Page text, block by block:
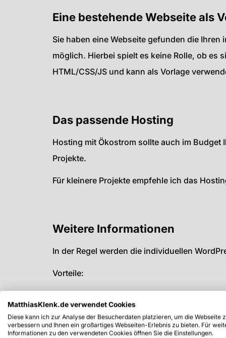
Eine bestehende Webseite als
Sie haben eine Webseite gefunden die
möglich. Hierbei spielt es keine Rolle, ob es
HTML/CSS/JS und kann als Vorlage
Das passende Hosting
Hosting mit Ökostrom sollte auch im Budget
Projekte.
Für kleinere Projekte empfehle ich das
Weitere Informationen
In der Regel werden die individuellen
Vorteile:
Responsive - Anzeige für
Zeitersparnis - Sowohl bei der Erstellung
Updatefähigkeit - Ein späteres Update ist
MatthiasKlenk.de verwendet Cookies
Diese kann ich zur Analyse der Besucherdaten platzieren, um die Webseite
verbessern und Ihnen ein großartiges Webseiten-Erlebnis zu bieten. Für
Informationen zu den verwendeten Cookies öffnen Sie die Einstellungen.